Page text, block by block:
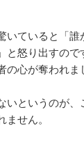
いていると「誰
と怒り出すので
の心が奪われ
いというのが、
ません。